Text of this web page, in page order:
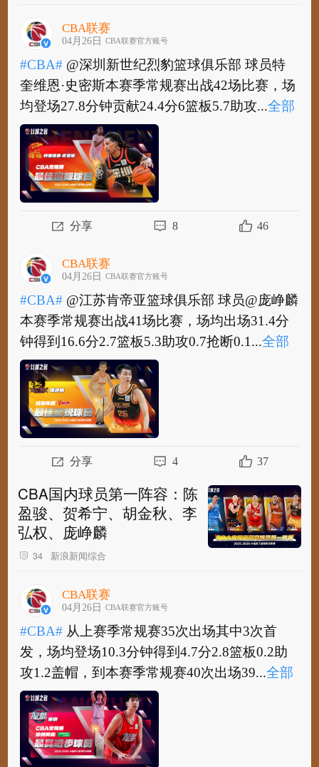
CBA联赛
04月26日 CBA联赛官方账号
#CBA# @深圳新世纪烈豹篮球俱乐部 球员特
奎维恩·史密斯本赛季常规赛出战42场比赛，场
均登场27.8分钟贡献24.4分6篮板5.7助攻...全部
#CBA#@深圳新世纪烈豹篮球俱乐部 球员特
奎维恩·史密斯本赛季常规赛出战42场比赛，场
均登场27.8分钟贡献24.4分6篮板5.7助攻1...
部
分享 8 46
CBA联赛
04月26日 CBA联赛官方账号
#CBA# @江苏肯帝亚篮球俱乐部 球员@庞峥麟
本赛季常规赛出战41场比赛，场均出场31.4分
钟得到16.6分2.7篮板5.3助攻0.7抢断0.1...全部
#CBA#@江苏肯帝亚篮球俱乐部 球员@庞峥麟
本赛季常规赛出战41场比赛，场均出场31.4分
钟得到16.6分2.7篮板5.3助攻0.7抢断0.1盖...
部
分享 4 37
CBA国内球员第一阵容：陈
盈骏、贺希宁、胡金秋、李
弘权、庞峥麟
34 新浪新闻综合
CBA联赛
04月26日 CBA联赛官方账号
#CBA# 从上赛季常规赛35次出场其中3次首
发，场均登场10.3分钟得到4.7分2.8篮板0.2助
攻1.2盖帽，到本赛季常规赛40次出场39...全部
#CBA#从上赛季常规赛35次出场其中3次首
发，场均登场10.3分钟得到4.7分2.8篮板0.2助
攻1.2盖帽，到本赛季常规赛40次出场39场...
部